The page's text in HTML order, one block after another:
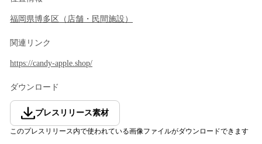
福岡県博多区 （ 店舗・民間施設 ）
関連リンク
https://candy-apple.shop/
ダウンロード
プレスリリース素材
このプレスリリース内で使われている画像ファイルがダウンロードできます